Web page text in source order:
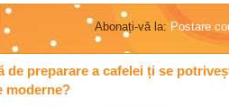
Abonați-vă la: Postare
de preparare a cafelei ți se
moderne?